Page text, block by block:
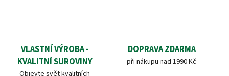
VLASTNÍ VÝROBA -
KVALITNÍ SUROVINY
Objevte svět kvalitních
DOPRAVA ZDARMA
při nákupu nad 1990 Kč